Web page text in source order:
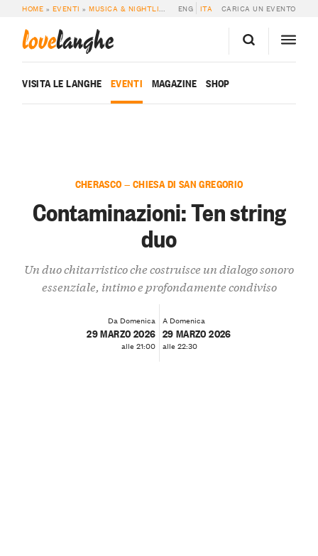
HOME » EVENTI »MUSICA & NIGHTLIFE CONTAMINAZIONI: TEN STRING DUO
ENG ITA CARICA UN EVENTO
lovelanghe
VISITA LE LANGHE EVENTI MAGAZINE SHOP
CHERASCO — CHIESA DI SAN GREGORIO
Contaminazioni: Ten string
duo
Un duo chitarristico che costruisce un dialogo sonoro
essenziale, intimo e profondamente condiviso
Da Domenica
29 MARZO 2026
alle 21:00
A Domenica
29 MARZO 2026
alle 22:30